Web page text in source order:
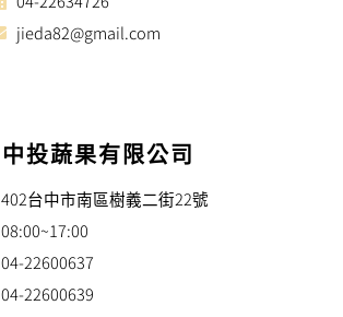
jieda82@gmail.com
中投蔬果有限公司
402台中市南區樹義二街22號
08:00~17:00
04-22600637
04-22600639